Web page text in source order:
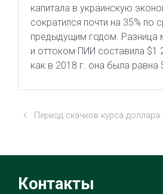
капитала в украинскую
сократился почти на 35% по
предыдущим годом. Разница
и оттоком ПИИ составила $1
как в 2018 г. она была равна
Период скачков курса
Контакты